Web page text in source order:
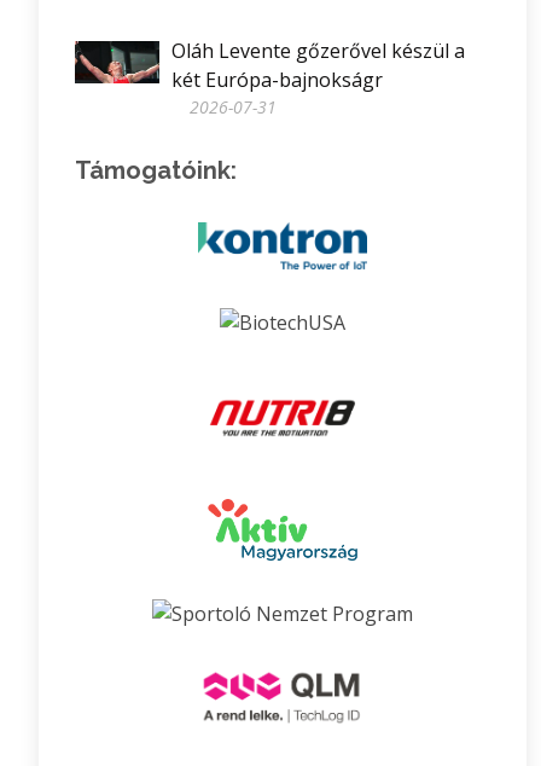
Oláh Levente gőzerővel készül a
két Európa-bajnokságr
2026-07-31
Támogatóink: